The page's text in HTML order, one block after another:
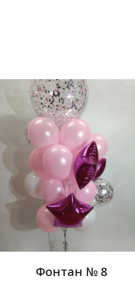
Фонтан № 8